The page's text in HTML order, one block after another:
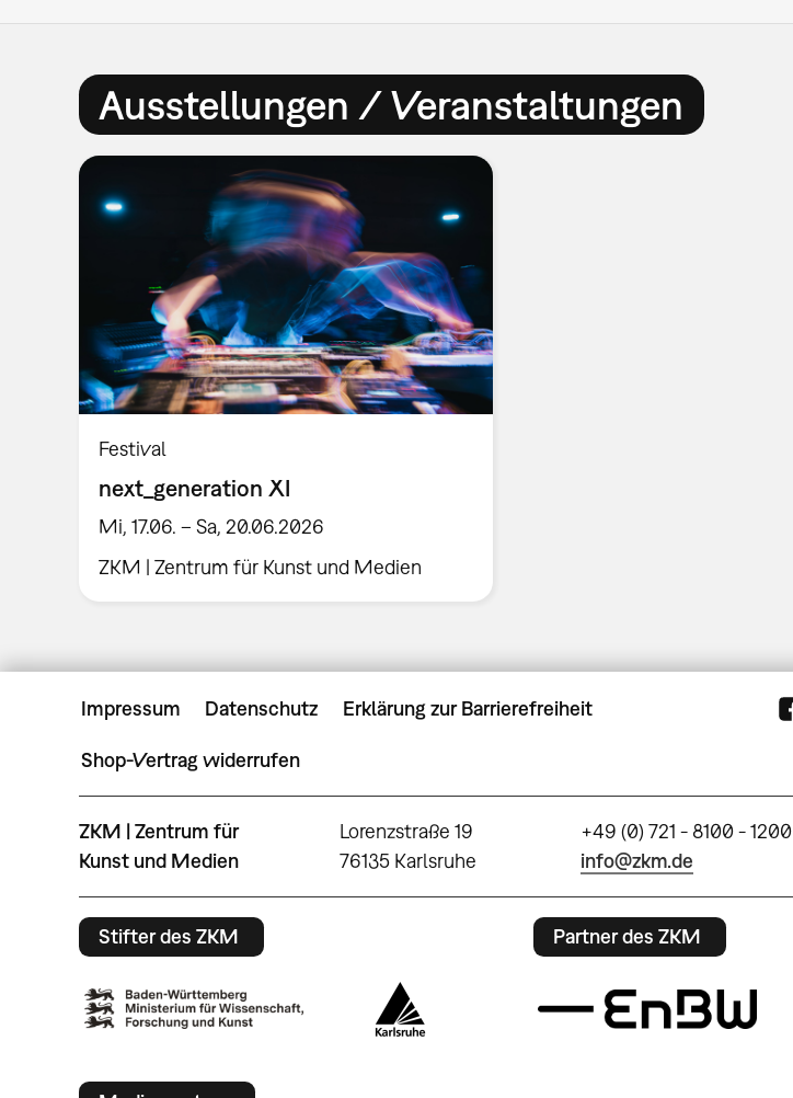
Ausstellungen / Veranstaltungen
Festival
next_generation XI
Mi, 17.06. – Sa, 20.06.2026
ZKM | Zentrum für Kunst und Medien
Impressum Datenschutz Erklärung zur Barrierefreiheit
Shop-Vertrag widerrufen
ZKM | Zentrum für
Kunst und Medien
Lorenzstraße 19
76135 Karlsruhe
+49 (0) 721 - 8100 - 1200
info@zkm.de
Stifter des ZKM Partner des ZKM